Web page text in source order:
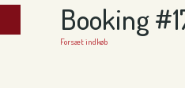
Booking
Forsæt indkøb